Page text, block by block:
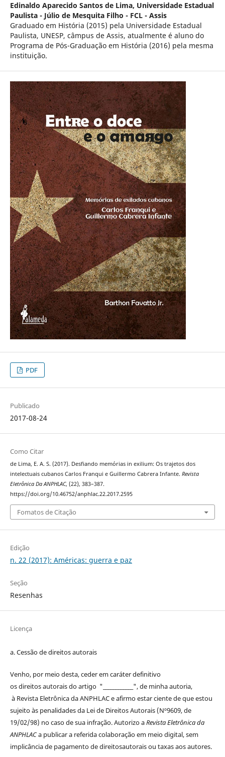
Edinaldo Aparecido Santos de Lima, Universidade Estadual
Paulista - Júlio de Mesquita Filho - FCL - Assis
Graduado em História (2015) pela Universidade Estadual
Paulista, UNESP, câmpus de Assis, atualmente é aluno do
Programa de Pós-Graduação em História (2016) pela mesma
instituição.
PDF
Publicado
2017-08-24
Como Citar
de Lima, E. A. S. (2017). Desfiando memórias in exilium: Os trajetos dos
intelectuais cubanos Carlos Franqui e Guillermo Cabrera Infante. Revista
Eletrônica Da ANPHLAC, (22), 383–387.
https://doi.org/10.46752/anphlac.22.2017.2595
Fomatos de Citação
Edição
n. 22 (2017): Américas: guerra e paz
Seção
Resenhas
Licença
a. Cessão dedireitosautorais
Venho, por meio desta, ceder em caráter definitivo
osdireitosautoraisdo artigo "____________", de minha autoria,
à Revista Eletrônica da ANPHLACe afirmo estar ciente de que estou
sujeito às penalidades da Lei de DireitosAutorais(Nº9609, de
19/02/98) no caso de sua infração. Autorizo aRevista Eletrônica da
ANPHLACa publicar a referida colaboração em meio digital, sem
implicância de pagamento dedireitosautoraisou taxas aos autores.